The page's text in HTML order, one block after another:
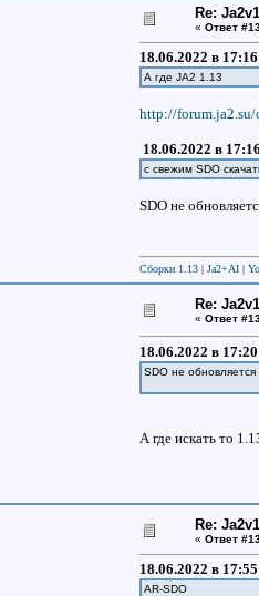
Re:
« Ответ
18.06.2022 в
А где JA2 1.13
http://
18.06.2022 в
c свежим SDO
SDO не
Сборки 1.13 | Ja2+AI |
Re:
« Ответ
18.06.2022 в
SDO не
А где искать то
Re:
« Ответ
18.06.2022 в
AR-SDO